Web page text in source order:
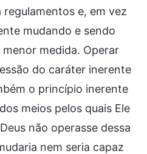
e, em vez
mudando e sendo
medida. Operar
do caráter inerente
o princípio inerente
meios pelos quais Ele
não operasse dessa
nem seria capaz